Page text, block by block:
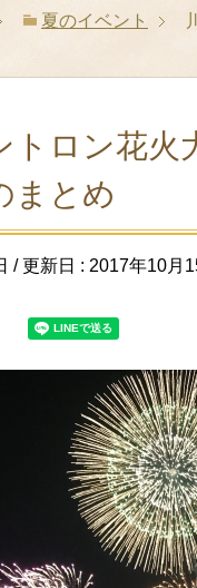
夏のイベント
トロン花火
まとめ
/ 更新日 : 2017年10月